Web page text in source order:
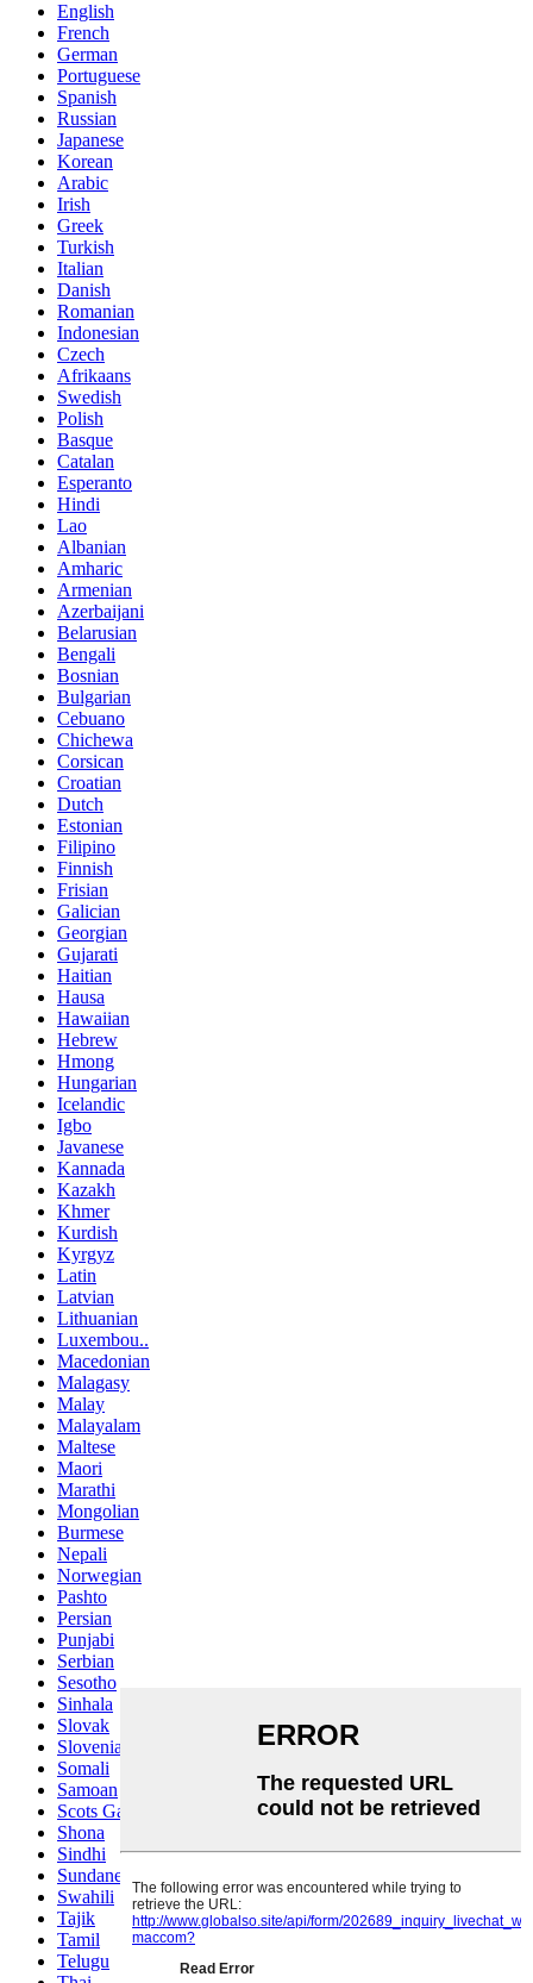
English
French
German
Portuguese
Spanish
Russian
Japanese
Korean
Arabic
Irish
Greek
Turkish
Italian
Danish
Romanian
Indonesian
Czech
Afrikaans
Swedish
Polish
Basque
Catalan
Esperanto
Hindi
Lao
Albanian
Amharic
Armenian
Azerbaijani
Belarusian
Bengali
Bosnian
Bulgarian
Cebuano
Chichewa
Corsican
Croatian
Dutch
Estonian
Filipino
Finnish
Frisian
Galician
Georgian
Gujarati
Haitian
Hausa
Hawaiian
Hebrew
Hmong
Hungarian
Icelandic
Igbo
Javanese
Kannada
Kazakh
Khmer
Kurdish
Kyrgyz
Latin
Latvian
Lithuanian
Luxembou..
Macedonian
Malagasy
Malay
Malayalam
Maltese
Maori
Marathi
Mongolian
Burmese
Nepali
Norwegian
Pashto
Persian
Punjabi
Serbian
Sesotho
Sinhala
Slovak
Slovenian
Somali
Samoan
Scots Gaelic
Shona
Sindhi
Sundanese
Swahili
Tajik
Tamil
Telugu